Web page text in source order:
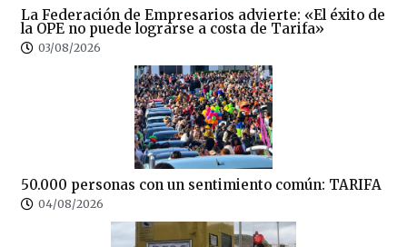
La Federación de Empresarios advierte: «El éxito de
la OPE no puede lograrse a costa de Tarifa»
03/08/2026
50.000 personas con un sentimiento común: TARIFA
04/08/2026